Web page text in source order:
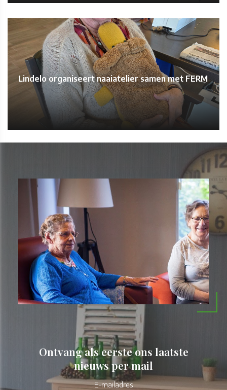
Lindelo organiseert naaiatelier samen met FERM
Ontvang als eerste ons laatste
nieuws per mail
E-mailadres